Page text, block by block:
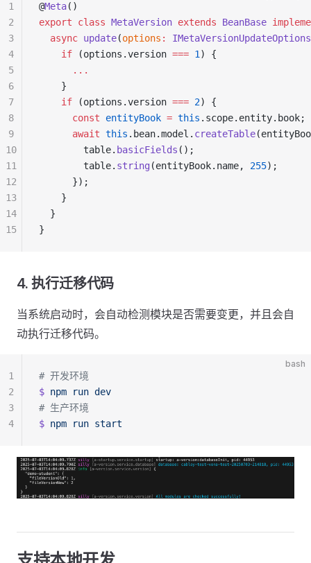
@Meta()
export class MetaVersion extends BeanBase
  async
update(options :
IMetaVersionUpdateOptions
    if
(options.version === 1 ) {
      ...
    }
    if
(options.version === 2) {
      const
entityBook = this .scope.entity.book;
      await
this .bean.model. createTable
        table.
basicFields ();
        table.
string (entityBook.name, 255);
      });
    }
  }
}
1
2
3
4
5
6
7
8
9
10
11
12
13
14
15
4. 执行迁移代码
当系统启动时，会自动检测模块是否需要变更，并且会自
动执行迁移代码。
bash
# 开发环境
$ npm run dev
# 生产环境
$ npm run start
1
2
3
4